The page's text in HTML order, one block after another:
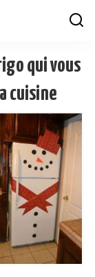
qui vous
cuisine